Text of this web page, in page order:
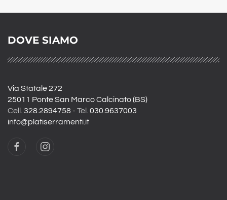
DOVE SIAMO
Via Statale 272
25011 Ponte San Marco Calcinato (BS)
Cell. 328.2894758 - Tel. 030.9637003
info@platiserramenti.it